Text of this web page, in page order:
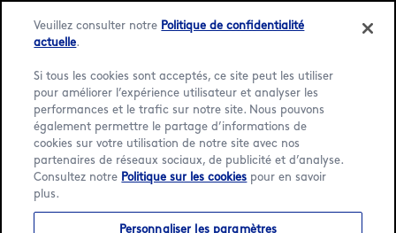
Language:English Français
Accueil / Localisateur / Saulce-sur-Rhône /
Aire
D'Autoroute Dyneff - Saulce Sur Rhône
/ Menu
Häagen-Dazs à Aire
Veuillez consulter notre Politique de confidentialité
actuelle.
Si tous les cookies sont acceptés, ce site peut les utiliser
pour améliorer l’expérience utilisateur et analyser les
performances et le trafic sur notre site. Nous pouvons
également permettre le partage d’informations de
cookies sur votre utilisation de notre site avec nos
partenaires de réseaux sociaux, de publicité et d’analyse.
Consultez notre Politique sur les cookies pour en savoir
plus.
Personnaliser les paramètres